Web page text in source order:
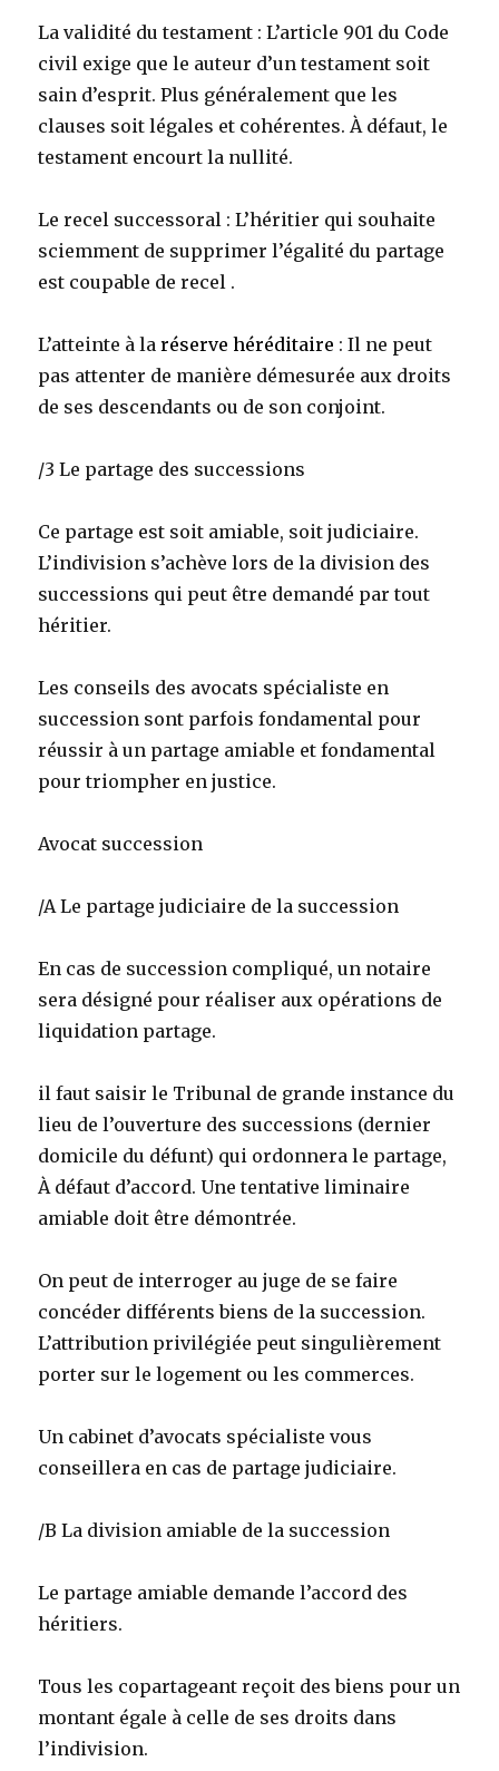
La validité du testament : L’article 901 du Code
civil exige que le auteur d’un testament soit
sain d’esprit. Plus généralement que les
clauses soit légales et cohérentes. À défaut, le
testament encourt la nullité.
Le recel successoral : L’héritier qui souhaite
sciemment de supprimer l’égalité du partage
est coupable de recel .
L’atteinte à laréserve héréditaire : Il ne peut
pas attenter de manière démesurée aux droits
de ses descendants ou de son conjoint.
/3 Le partage des successions
Ce partage est soit amiable, soit judiciaire.
L’indivision s’achève lors de la division des
successions qui peut être demandé par tout
héritier.
Les conseils des avocats spécialiste en
succession sont parfois fondamental pour
réussir à un partage amiable et fondamental
pour triompher en justice.
Avocat succession
/A Le partage judiciaire de la succession
En cas de succession compliqué, un notaire
sera désigné pour réaliser aux opérations de
liquidation partage.
il faut saisir le Tribunal de grande instance du
lieu de l’ouverture des successions (dernier
domicile du défunt) qui ordonnera le partage,
À défaut d’accord. Une tentative liminaire
amiable doit être démontrée.
On peut de interroger au juge de se faire
concéder différents biens de la succession.
L’attribution privilégiée peut singulièrement
porter sur le logement ou les commerces.
Un cabinet d’avocats spécialiste vous
conseillera en cas de partage judiciaire.
/B La division amiable de la succession
Le partage amiable demande l’accord des
héritiers.
Tous les copartageant reçoit des biens pour un
montant égale à celle de ses droits dans
l’indivision.